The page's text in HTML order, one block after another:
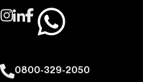
0800-329-2050